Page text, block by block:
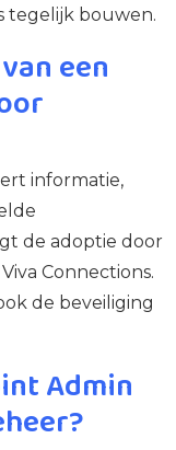
tegelijk bouwen.
een
informatie,
de adoptie door
Connections.
de beveiliging
Admin